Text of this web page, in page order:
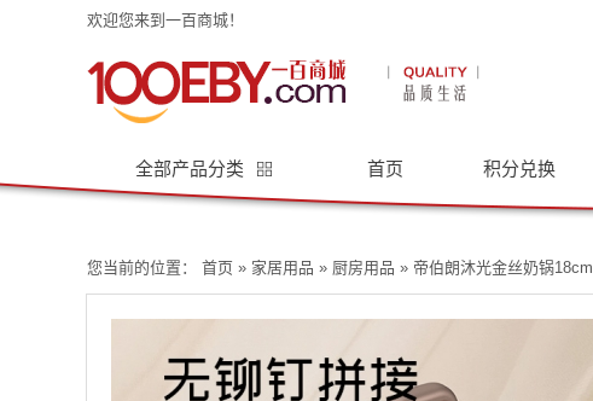
欢迎您来到一百商城！
全部产品分类 首页 积分兑换
您当前的位置： 首页 » 家居用品 » 厨房用品 » 帝伯朗沐光金丝奶锅18cm